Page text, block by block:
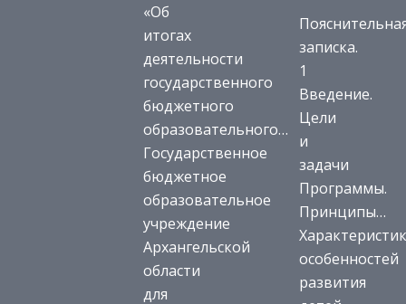
«Об
итогах
деятельности
государственного
бюджетного
образовательного…
Государственное
бюджетное
образовательное
учреждение
Архангельской
области
для
записка.
1
Введение.
Цели
и
задачи
Программы.
Принципы…
особенностей
развития